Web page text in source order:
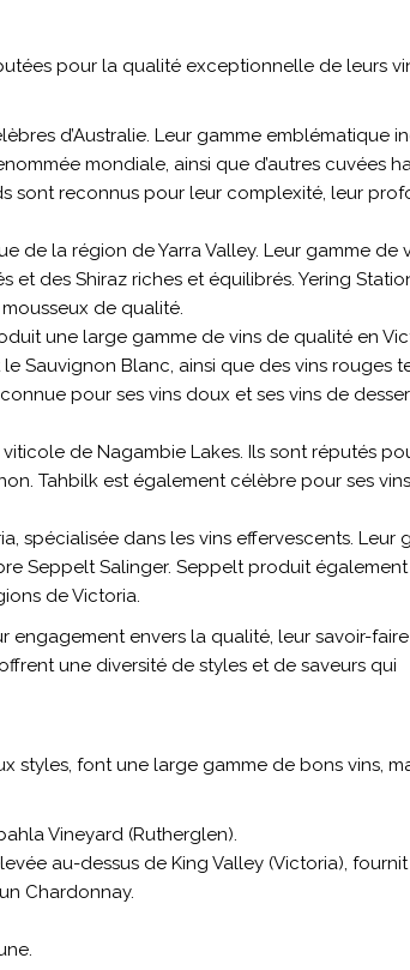
pour la qualité exceptionnelle de leurs
d’Australie. Leur gamme emblématique
mondiale, ainsi que d’autres cuvées
sont reconnus pour leur complexité, leur
de la région de Yarra Valley. Leur gamme de
et des Shiraz riches et équilibrés. Yering
de qualité.
une large gamme de vins de qualité en
Sauvignon Blanc, ainsi que des vins rouges
pour ses vins doux et ses vins de
de Nagambie Lakes. Ils sont réputés
Tahbilk est également célèbre pour ses
spécialisée dans les vins effervescents. Leur
Seppelt Salinger. Seppelt produit
de Victoria.
engagement envers la qualité, leur savoir-
une diversité de styles et de saveurs qui
styles, font une large gamme de bons vins,
Vineyard (Rutherglen).
au-dessus de King Valley (Victoria),
Chardonnay.